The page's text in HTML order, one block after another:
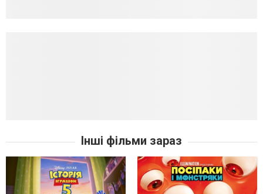
Інші фільми зараз